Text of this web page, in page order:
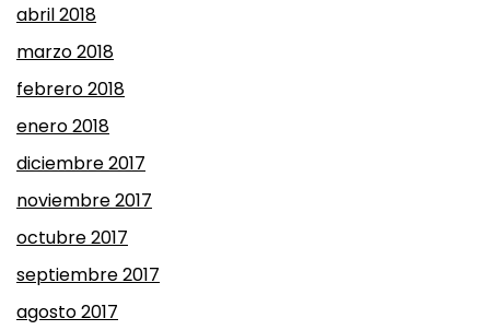
abril 2018
marzo 2018
febrero 2018
enero 2018
diciembre 2017
noviembre 2017
octubre 2017
septiembre 2017
agosto 2017